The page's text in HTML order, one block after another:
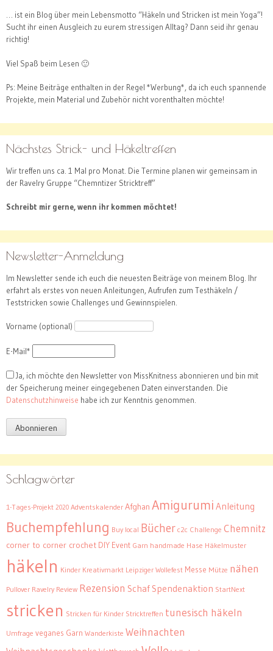
… ist ein Blog über mein Lebensmotto “Häkeln und Stricken ist mein Yoga”!
Sucht ihr einen Ausgleich zu eurem stressigen Alltag? Dann seid ihr genau
richtig!
Viel Spaß beim Lesen 🙂
Ps: Meine Beiträge enthalten in der Regel *Werbung*, da ich euch spannende
Projekte, mein Material und Zubehör nicht vorenthalten möchte!
Nächstes Strick- und Häkeltreffen
Wir treffen uns ca. 1 Mal pro Monat. Die Termine planen wir gemeinsam in
der Ravelry Gruppe “Chemntizer Stricktreff”
Schreibt mir gerne, wenn ihr kommen möchtet!
Newsletter-Anmeldung
Im Newsletter sende ich euch die neuesten Beiträge von meinem Blog. Ihr
erfahrt als erstes von neuen Anleitungen, Aufrufen zum Testhäkeln /
Teststricken sowie Challenges und Gewinnspielen.
Vorname (optional)
E-Mail*
Ja, ich möchte den Newsletter von MissKnitness abonnieren und bin mit
der Speicherung meiner eingegebenen Daten einverstanden. Die
Datenschutzhinweise habe ich zur Kenntnis genommen.
Schlagwörter
1-Tages-Projekt 2020 Adventskalender Afghan Amigurumi Anleitung
Buchempfehlung Buy local Bücher c2c Challenge Chemnitz
corner to corner crochet DIY Event Garn handmade Hase Häkelmuster
häkeln Kinder Kreativmarkt Leipziger Wollefest Messe Mütze nähen
Pullover Ravelry Review Rezension Schaf Spendenaktion StartNext
stricken Stricken für Kinder Stricktreffen tunesisch häkeln
Umfrage veganes Garn Wanderkiste Weihnachten